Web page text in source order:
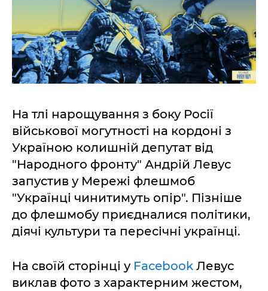
На тлі нарощування з боку Росії
військової могутності на кордоні з
Україною колишній депутат від
"Народного фронту" Андрій Левус
запустив у Мережі флешмоб
"Українці чинитимуть опір". Пізніше
до флешмобу приєдналися політики,
діячі культури та пересічні українці.
На своїй сторінці у Facebook Левус
виклав фото з характерним жестом,